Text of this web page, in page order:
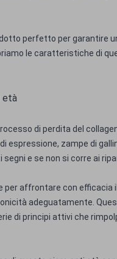
perfetto per garantire
le caratteristiche di
età
di perdita del
espressione, zampe di
segni e se non si corre ai
per affrontare con efficacia
adeguatamente.
di principi attivi che